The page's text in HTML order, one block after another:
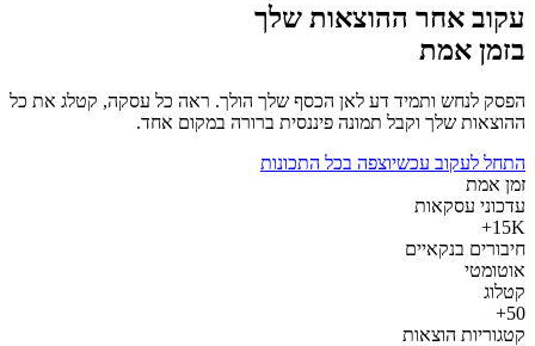
עקוב אחר ההוצאות שלך
בזמן אמת
הפסק לנחש ותמיד דע לאן הכסף שלך הולך. ראה כל עסקה, קטלג את כל
ההוצאות שלך וקבל תמונה פיננסית ברורה במקום אחד.
התחל לעקוב עכשיוצפה בכל התכונות
זמן אמת
עדכוני עסקאות
15K+
חיבורים בנקאיים
אוטומטי
קטלוג
50+
קטגוריות הוצאות